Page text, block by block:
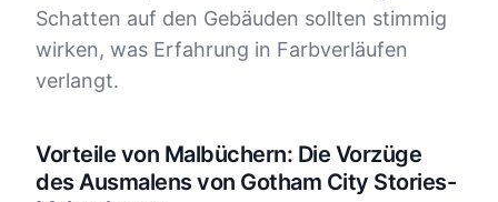
Schatten auf den Gebäuden sollten stimmig
wirken, was Erfahrung in Farbverläufen
verlangt.
Vorteile von Malbüchern: Die Vorzüge
des Ausmalens von Gotham City Stories-